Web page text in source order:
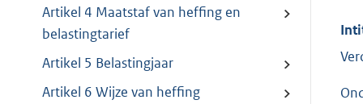
Artikel 4 Maatstaf van heffing en
belastingtarief
Artikel 5 Belastingjaar
Artikel 6 Wijze van heffing